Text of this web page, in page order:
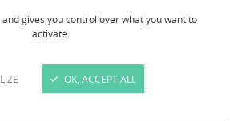
gives you control over what you want to
activate.
OK, ACCEPT ALL